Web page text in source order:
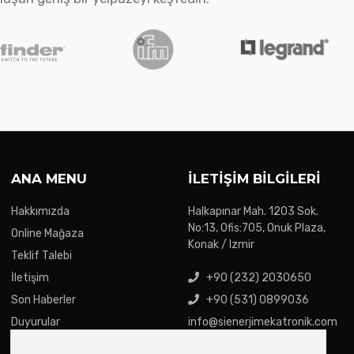
ANA MENU
Hakkımızda
Online Mağaza
Teklif Talebi
İletişim
Son Haberler
Duyurular
İLETIŞIM BILGILERI
Halkapınar Mah. 1203 Sok.
No:13, Ofis:705, Onuk Plaza,
Konak / Izmir
+90 (232) 2030650
+90 (531) 0899036
info@sienerjimekatronik.com